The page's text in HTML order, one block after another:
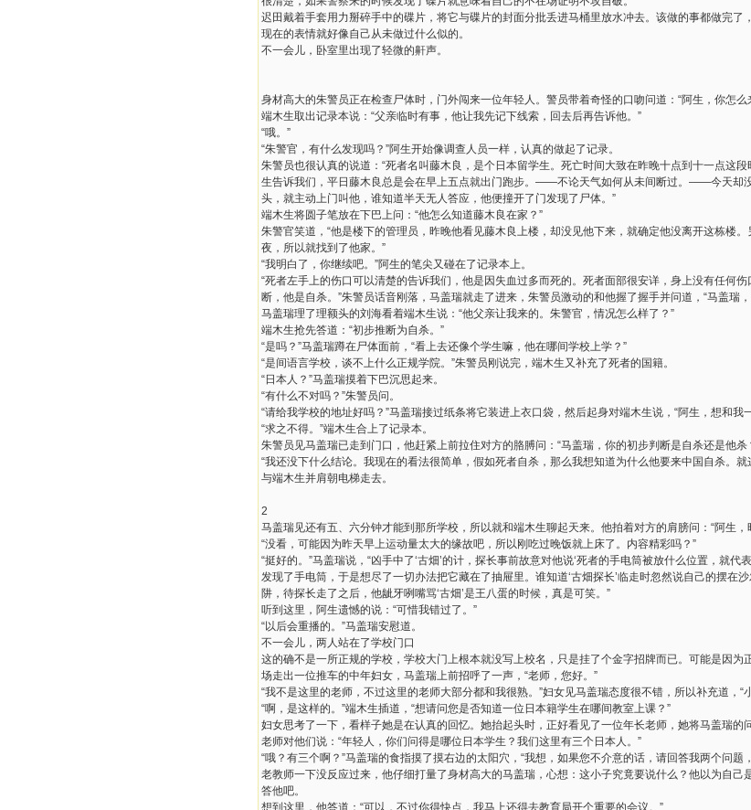
迟田戴着手套用力掰碎手中的碟片，将它与碟片的封面分批丢进马桶里放水冲去。该做的事都做完了
现在的表情就好像自己从未做过什么似的。
不一会儿，卧室里出现了轻微的鼾声。
身材高大的朱警员正在检查尸体时，门外闯来一位年轻人。警员带着奇怪的口吻问道：“阿生，你怎么
端木生取出记录本说：“父亲临时有事，他让我先记下线索，回去后再告诉他。”
“哦。”
“朱警官，有什么发现吗？”阿生开始像调查人员一样，认真的做起了记录。
朱警员也很认真的说道：“死者名叫藤木良，是个日本留学生。死亡时间大致在昨晚十点到十一点这
生告诉我们，平日藤木良总是会在早上五点就出门跑步。——不论天气如何从未间断过。——今天却
头，就主动上门叫他，谁知道半天无人答应，他便撞开了门发现了尸体。”
端木生将圆子笔放在下巴上问：“他怎么知道藤木良在家？”
朱警官笑道，“他是楼下的管理员，昨晚他看见藤木良上楼，却没见他下来，就确定他没离开这栋楼
夜，所以就找到了他家。”
“我明白了，你继续吧。”阿生的笔尖又碰在了记录本上。
“死者左手上的伤口可以清楚的告诉我们，他是因失血过多而死的。死者面部很安详，身上没有任何
断，他是自杀。”朱警员话音刚落，马盖瑞就走了进来，朱警员激动的和他握了握手并问道，“马盖瑞
马盖瑞理了理额头的刘海看着端木生说：“他父亲让我来的。朱警官，情况怎么样了？”
端木生抢先答道：“初步推断为自杀。”
“是吗？”马盖瑞蹲在尸体面前，“看上去还像个学生嘛，他在哪间学校上学？”
“是间语言学校，谈不上什么正规学院。”朱警员刚说完，端木生又补充了死者的国籍。
“日本人？”马盖瑞摸着下巴沉思起来。
“有什么不对吗？”朱警员问。
“请给我学校的地址好吗？”马盖瑞接过纸条将它装进上衣口袋，然后起身对端木生说，“阿生，想和我
“求之不得。”端木生合上了记录本。
朱警员见马盖瑞已走到门口，他赶紧上前拉住对方的胳膊问：“马盖瑞，你的初步判断是自杀还是他杀
“我还没下什么结论。我现在的看法很简单，假如死者自杀，那么我想知道为什么他要来中国自杀。就
与端木生并肩朝电梯走去。
2
马盖瑞见还有五、六分钟才能到那所学校，所以就和端木生聊起天来。他拍着对方的肩膀问：“阿生
“没看，可能因为昨天早上运动量太大的缘故吧，所以刚吃过晚饭就上床了。内容精彩吗？”
“挺好的。”马盖瑞说，“凶手中了‘古畑’的计，探长事前故意对他说‘死者的手电筒被放什么位置，就
发现了手电筒，于是想尽了一切办法把它藏在了抽屉里。谁知道‘古畑探长’临走时忽然说自己的摆在
阱，待探长走了之后，他龇牙咧嘴骂‘古畑’是王八蛋的时候，真是可笑。”
听到这里，阿生遗憾的说：“可惜我错过了。”
“以后会重播的。”马盖瑞安慰道。
不一会儿，两人站在了学校门口
这的确不是一所正规的学校，学校大门上根本就没写上校名，只是挂了个金字招牌而已。可能是因为
场走出一位推车的中年妇女，马盖瑞上前招呼了一声，“老师，您好。”
“我不是这里的老师，不过这里的老师大部分都和我很熟。”妇女见马盖瑞态度很不错，所以补充道，“
“啊，是这样的。”端木生插道，“想请问您是否知道一位日本籍学生在哪间教室上课？”
妇女思考了一下，看样子她是在认真的回忆。她抬起头时，正好看见了一位年长老师，她将马盖瑞的
老师对他们说：“年轻人，你们问得是哪位日本学生？我们这里有三个日本人。”
“哦？有三个啊？”马盖瑞的食指摸了摸右边的太阳穴，“我想，如果您不介意的话，请回答我两个问题
老教师一下没反应过来，他仔细打量了身材高大的马盖瑞，心想：这小子究竟要说什么？他以为自己
答他吧。
想到这里，他答道：“可以，不过你得快点，我马上还得去教育局开个重要的会议。”